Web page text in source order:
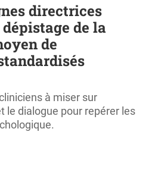
directrices
de la
de
à miser sur
le dialogue pour repérer les